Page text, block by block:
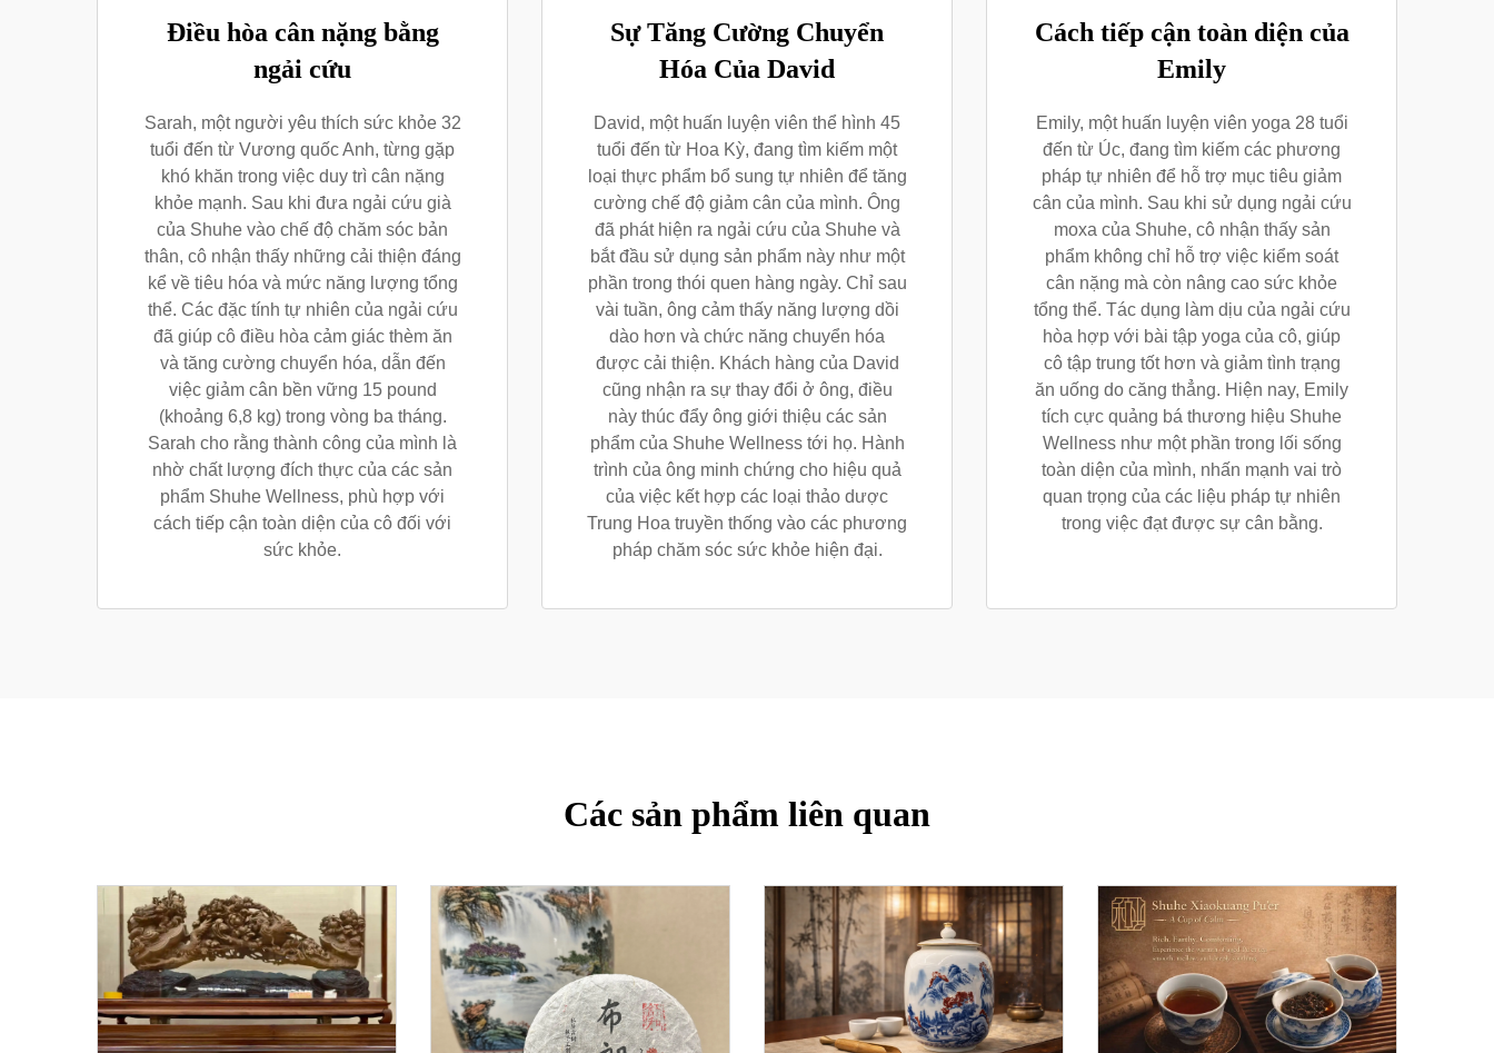
Điều hòa cân nặng bằng
ngải cứu
Sarah, một người yêu thích sức khỏe 32
tuổi đến từ Vương quốc Anh, từng gặp
khó khăn trong việc duy trì cân nặng
khỏe mạnh. Sau khi đưa ngải cứu già
của Shuhe vào chế độ chăm sóc bản
thân, cô nhận thấy những cải thiện đáng
kể về tiêu hóa và mức năng lượng tổng
thể. Các đặc tính tự nhiên của ngải cứu
đã giúp cô điều hòa cảm giác thèm ăn
và tăng cường chuyển hóa, dẫn đến
việc giảm cân bền vững 15 pound
(khoảng 6,8 kg) trong vòng ba tháng.
Sarah cho rằng thành công của mình là
nhờ chất lượng đích thực của các sản
phẩm Shuhe Wellness, phù hợp với
cách tiếp cận toàn diện của cô đối với
sức khỏe.
Sự Tăng Cường Chuyển
Hóa Của David
David, một huấn luyện viên thể hình 45
tuổi đến từ Hoa Kỳ, đang tìm kiếm một
loại thực phẩm bổ sung tự nhiên để tăng
cường chế độ giảm cân của mình. Ông
đã phát hiện ra ngải cứu của Shuhe và
bắt đầu sử dụng sản phẩm này như một
phần trong thói quen hàng ngày. Chỉ sau
vài tuần, ông cảm thấy năng lượng dồi
dào hơn và chức năng chuyển hóa
được cải thiện. Khách hàng của David
cũng nhận ra sự thay đổi ở ông, điều
này thúc đẩy ông giới thiệu các sản
phẩm của Shuhe Wellness tới họ. Hành
trình của ông minh chứng cho hiệu quả
của việc kết hợp các loại thảo dược
Trung Hoa truyền thống vào các phương
pháp chăm sóc sức khỏe hiện đại.
Cách tiếp cận toàn diện của
Emily
Emily, một huấn luyện viên yoga 28 tuổi
đến từ Úc, đang tìm kiếm các phương
pháp tự nhiên để hỗ trợ mục tiêu giảm
cân của mình. Sau khi sử dụng ngải cứu
moxa của Shuhe, cô nhận thấy sản
phẩm không chỉ hỗ trợ việc kiểm soát
cân nặng mà còn nâng cao sức khỏe
tổng thể. Tác dụng làm dịu của ngải cứu
hòa hợp với bài tập yoga của cô, giúp
cô tập trung tốt hơn và giảm tình trạng
ăn uống do căng thẳng. Hiện nay, Emily
tích cực quảng bá thương hiệu Shuhe
Wellness như một phần trong lối sống
toàn diện của mình, nhấn mạnh vai trò
quan trọng của các liệu pháp tự nhiên
trong việc đạt được sự cân bằng.
Các sản phẩm liên quan